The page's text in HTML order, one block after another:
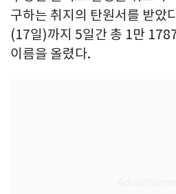
구하는 취지의 탄원서를 받았
(17일)까지 5일간 총 1만
이름을 올렸다.